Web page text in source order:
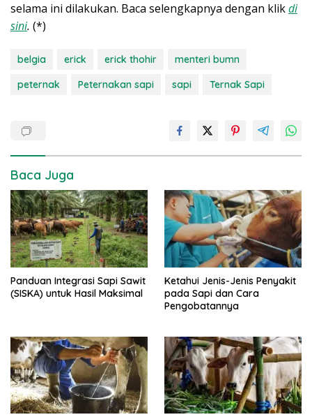
selama ini dilakukan. Baca selengkapnya dengan klikdi
sini. (*)
belgia erick erick thohir
menteri bumn
peternak
Peternakan sapi sapi Ternak Sapi
Baca Juga
Panduan Integrasi Sapi Sawit
(SISKA) untuk Hasil Maksimal
Ketahui Jenis-Jenis Penyakit
pada Sapi dan Cara
Pengobatannya